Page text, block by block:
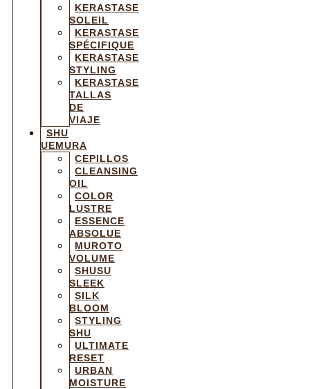
KERASTASE
SOLEIL
KERASTASE
SPÉCIFIQUE
KERASTASE
STYLING
KERASTASE
TALLAS
DE
VIAJE
SHU
UEMURA
CEPILLOS
CLEANSING
OIL
COLOR
LUSTRE
ESSENCE
ABSOLUE
MUROTO
VOLUME
SHUSU
SLEEK
SILK
BLOOM
STYLING
SHU
ULTIMATE
RESET
URBAN
MOISTURE